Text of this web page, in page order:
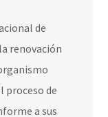
de
renovación
proceso de
a sus